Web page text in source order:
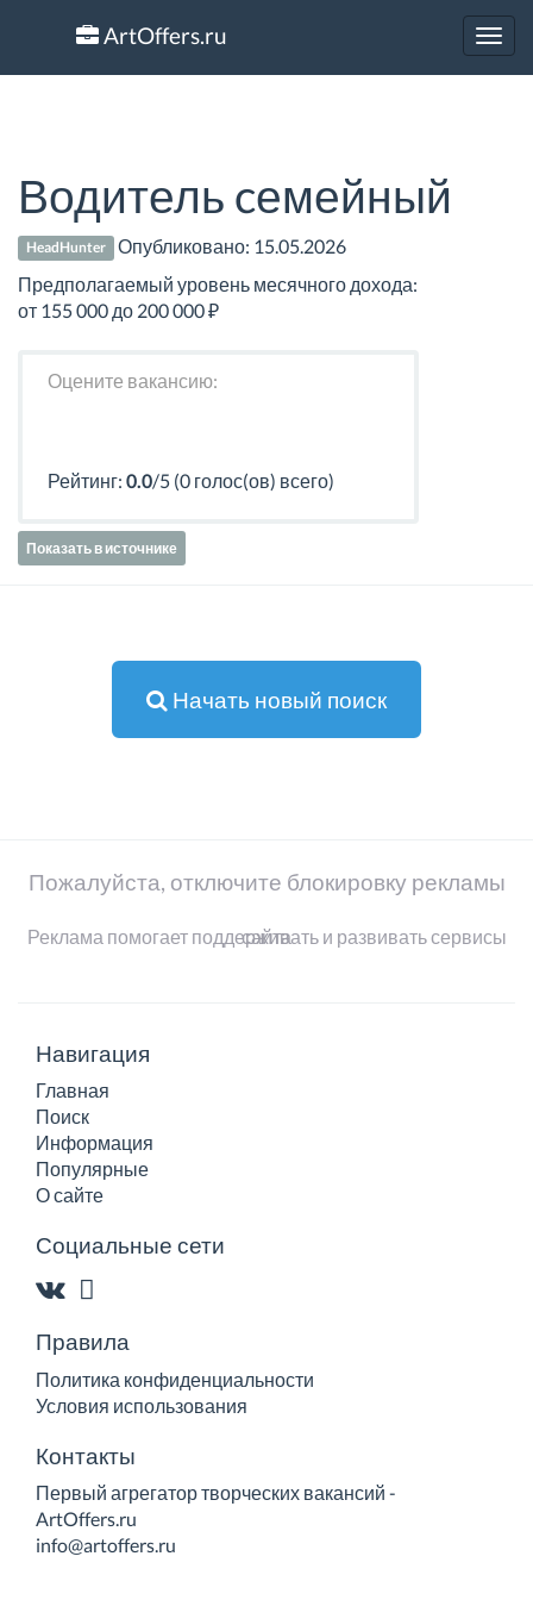
ArtOffers.ru
Водитель cемейный
HeadHunter Опубликовано: 15.05.2026
Предполагаемый уровень месячного дохода:
от 155 000 до 200 000 ₽
Оцените вакансию:
Рейтинг: 0.0/5 (0 голос(ов) всего)
Показать в источнике
Начать новый поиск
Пожалуйста, отключите блокировку рекламы
Реклама помогает поддерживать и развивать сервисы сайта
Навигация
Главная
Поиск
Информация
Популярные
О сайте
Социальные сети
Правила
Политика конфиденциальности
Условия использования
Контакты
Первый агрегатор творческих вакансий -
ArtOffers.ru
info@artoffers.ru